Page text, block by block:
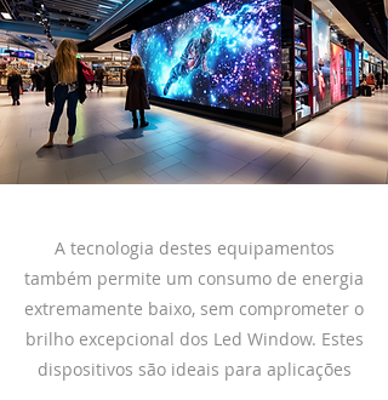
A tecnologia destes equipamentos
também permite um consumo de energia
extremamente baixo, sem comprometer o
brilho excepcional dos Led Window. Estes
dispositivos são ideais para aplicações